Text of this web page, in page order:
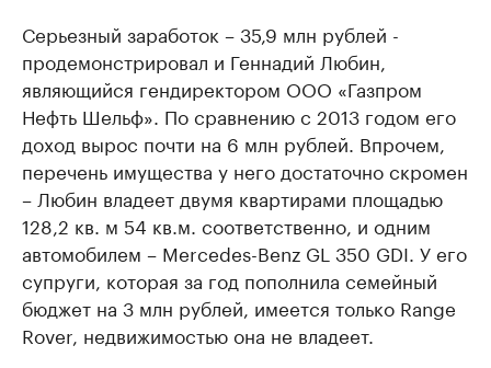
Серьезный заработок – 35,9 млн рублей -
продемонстрировал и Геннадий Любин,
являющийся гендиректором ООО «Газпром
Нефть Шельф». По сравнению с 2013 годом его
доход вырос почти на 6 млн рублей. Впрочем,
перечень имущества у него достаточно скромен
– Любин владеет двумя квартирами площадью
128,2 кв. м 54 кв.м. соответственно, и одним
автомобилем – Mercedes-Benz GL 350 GDI. У его
супруги, которая за год пополнила семейный
бюджет на 3 млн рублей, имеется только Range
Rover, недвижимостью она не владеет.